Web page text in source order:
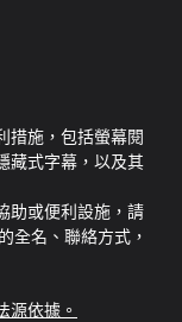
措施，包括螢幕閱
藏式字幕，以及其
助或便利設施，請
全名、聯絡方式，
源依據。